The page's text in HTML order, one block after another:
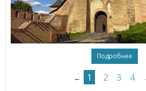
Подробнее
← 1 2 3 4